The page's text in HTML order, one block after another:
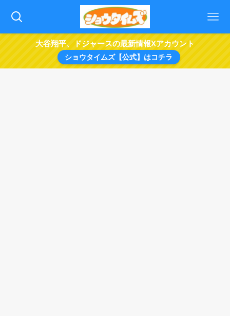
大谷翔平、ドジャースの最新情報Xアカウント
ショウタイムズ【公式】はコチラ